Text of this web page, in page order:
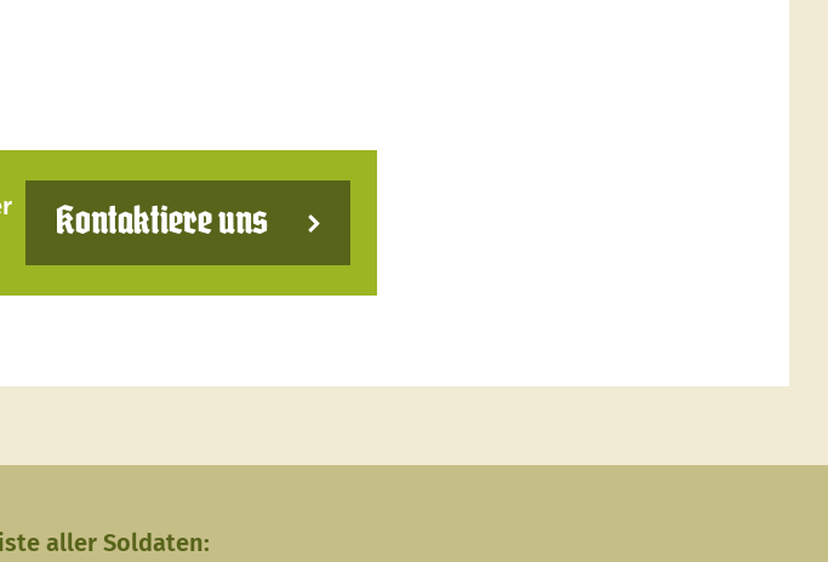
Kontaktiere uns
aller Soldaten: